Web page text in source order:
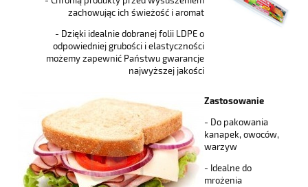
zachowując ich świeżość i aromat
- Dzięki idealnie dobranej folii LDPE o
odpowiedniej grubości i elastyczności
możemy zapewnić Państwu gwarancje
najwyższej jakości
Zastosowanie
- Do pakowania
kanapek, owoców,
warzyw
- Idealne do
mrożenia